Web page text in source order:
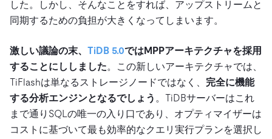
した。しかし、そんなことをすれば、アップストリームと
同期するための負担が大きくなってしまいます。
激しい議論の末、 TiDB 5.0ではMPPアーキテクチャを採用
することにししました。この新しいアーキテクチャでは、
TiFlashは単なるストレージノードではなく、 完全に機能
する分析エンジンとなるでしょう 。TiDBサーバーはこれ
まで通りSQLの唯一の入り口であり、オプティマイザーは
コストに基づいて最も効率的なクエリ実行プランを選択し